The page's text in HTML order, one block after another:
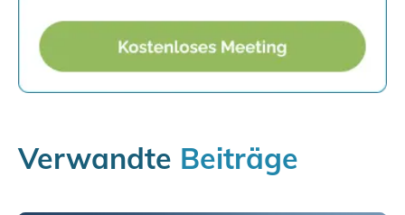
Verwandte Beiträge